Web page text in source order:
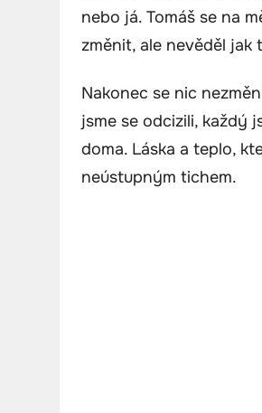
nebo já. Tomáš se na
změnit, ale nevěděl jak
Nakonec se nic
jsme se odcizili, každý
doma. Láska a teplo,
neústupným tichem.